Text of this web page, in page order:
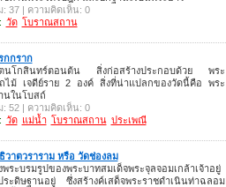
: 37 | ความคิดเห็น: 0
วัด โบราณสถาน
กกราก
นโกสินทร์ตอนต้น สิ่งก่อสร้างประกอบด้วย พระ
ไม้ เจดีย์ราย 2 องค์ สิ่งที่น่าแปลกของวัดนี้คือ พระ
นในโบสถ์
: 52 | ความคิดเห็น: 0
วัด แม่น้ำ โบราณสถาน ประเพณี
วาตวราราม หรือ วัดช่องลม
พระบรมรูปของพระบาทสมเด็จพระจุลจอมเกล้าเจ้าอยู่
ะดิษฐานอยู่ ซึ่งสร้างค์เสด็จพระราชดำเนินท่าฉลอม